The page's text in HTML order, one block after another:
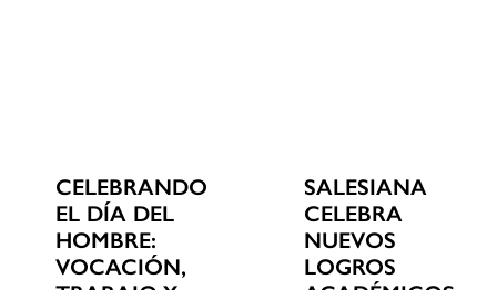
CELEBRANDO
EL DÍA DEL
HOMBRE:
VOCACIÓN,
SALESIANA
CELEBRA
NUEVOS
LOGROS